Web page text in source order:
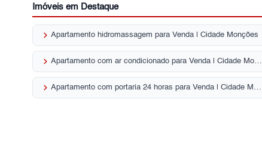
Imóveis em Destaque
keyboard_arrow_right Apartamento hidromassagem para Venda | Cidade Monções
keyboard_arrow_right Apartamento com ar condicionado para Venda | Cidade Monções
keyboard_arrow_right Apartamento com portaria 24 horas para Venda | Cidade Monções